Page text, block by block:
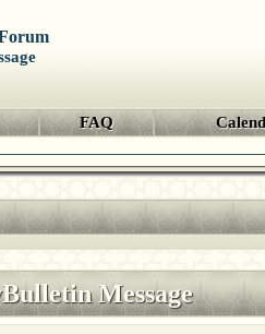
FAQ
Message